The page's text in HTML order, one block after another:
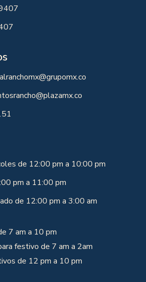
de 12:00 pm a 10:00 pm
pm a 11:00 pm
de 12:00 pm a 3:00 am
7 am a 10 pm
festivo de 7 am a 2am
de 12 pm a 10 pm